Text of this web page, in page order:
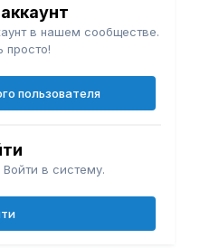
в нашем сообществе.
просто!
пользователя
Войти в систему.